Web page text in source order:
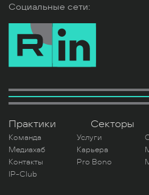
Социальные сети:
Практики Секторы
Команда Услуги
Медиахаб
Карьера
Контакты
Pro Bono
IP-Club